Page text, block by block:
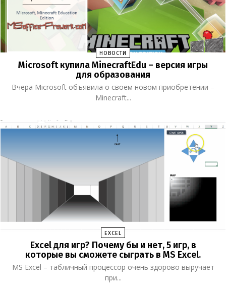
НОВОСТИ
Microsoft купила MinecraftEdu – версия игры
для образования
Вчера Microsoft объявила о своем новом приобретении –
Minecraft...
EXCEL
Excel для игр? Почему бы и нет, 5 игр, в
которые вы сможете сыграть в MS Excel.
MS Excel – табличный процессор очень здорово выручает
при...